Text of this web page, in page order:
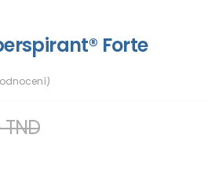
Forte